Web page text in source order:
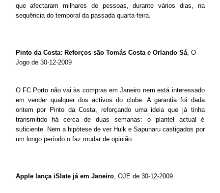
que afectaram milhares de pessoas, durante vários dias, na
sequência do temporal da passada quarta-feira.
Pinto da Costa: Reforços são Tomás Costa e Orlando Sá, O
Jogo de 30-12-2009
O FC Porto não vai às compras em Janeiro nem está interessado
em vender qualquer dos activos do clube. A garantia foi dada
ontem por Pinto da Costa, reforçando uma ideia que já tinha
transmitido há cerca de duas semanas: o plantel actual é
suficiente. Nem a hipótese de ver Hulk e Sapunaru castigados por
um longo período o faz mudar de opinião.
Apple lança iSlate já em Janeiro, OJE de 30-12-2009